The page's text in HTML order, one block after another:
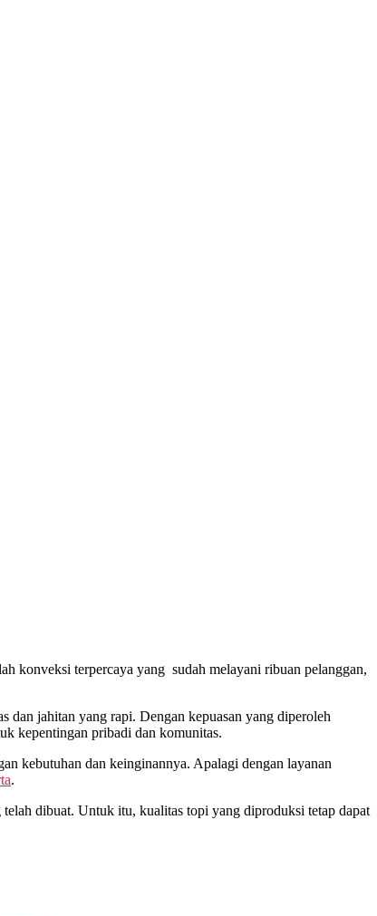
konveksi terpercaya yang sudah melayani ribuan pelanggan,
dan jahitan yang rapi. Dengan kepuasan yang diperoleh
kepentingan pribadi dan komunitas.
kebutuhan dan keinginannya. Apalagi dengan layanan
.
dibuat. Untuk itu, kualitas topi yang diproduksi tetap dapat